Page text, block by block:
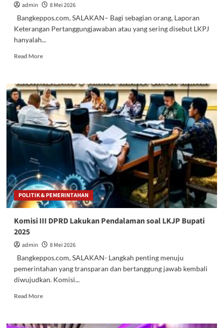
admin
8 Mei 2026
Bangkeppos.com, SALAKAN– Bagi sebagian orang, Laporan
Keterangan Pertanggungjawaban atau yang sering disebut LKPJ
hanyalah...
Read MoreRead
Pansus
DPRD
Bangkep
Telaah
LKPJ
Bupati
2025
POLITIK & PEMERINTAHAN
Komisi III DPRD Lakukan Pendalaman soal LKJP Bupati
2025
admin
8 Mei 2026
Bangkeppos.com, SALAKAN- Langkah penting menuju
pemerintahan yang transparan dan bertanggung jawab kembali
diwujudkan. Komisi...
Read MoreRead
Komisi